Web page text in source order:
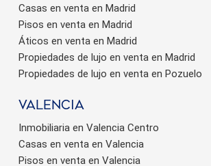
Casas en venta en Madrid
Pisos en venta en Madrid
Áticos en venta en Madrid
Propiedades de lujo en venta en Madrid
Propiedades de lujo en venta en Pozuelo
valencia
Inmobiliaria en Valencia Centro
Casas en venta en Valencia
Pisos en venta en Valencia